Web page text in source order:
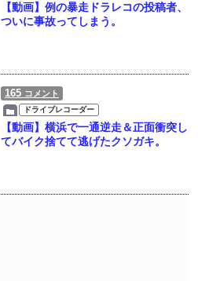
【動画】例の暴走ドラレコの投稿者、
ついに事故ってしまう。
165 コメント
ドライブレコーダー
【動画】横浜で一通逆走＆正面衝突し
てバイク捨てて逃げたクソガキ。